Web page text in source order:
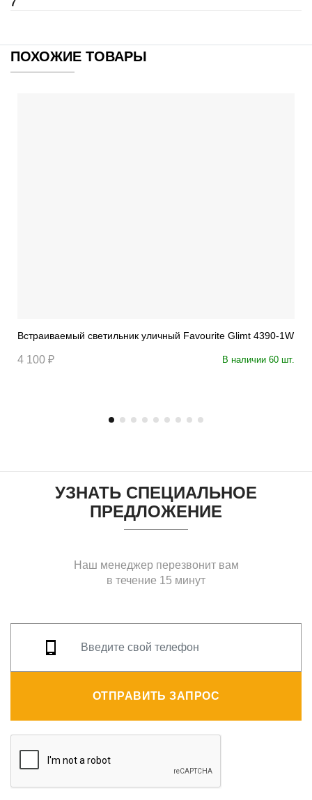
ПОХОЖИЕ ТОВАРЫ
Встраиваемый светильник уличный Favourite Glimt 4390-1W
4 100 ₽ В наличии 60 шт.
УЗНАТЬ СПЕЦИАЛЬНОЕ
ПРЕДЛОЖЕНИЕ
Наш менеджер перезвонит вам
в течение 15 минут
ОТПРАВИТЬ ЗАПРОС